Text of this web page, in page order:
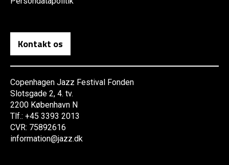
Kontakt os
Copenhagen Jazz Festival Fonden
Slotsgade 2, 4. tv.
2200 København N
Tlf.: +45 3393 2013
CVR: 75892616
information@jazz.dk